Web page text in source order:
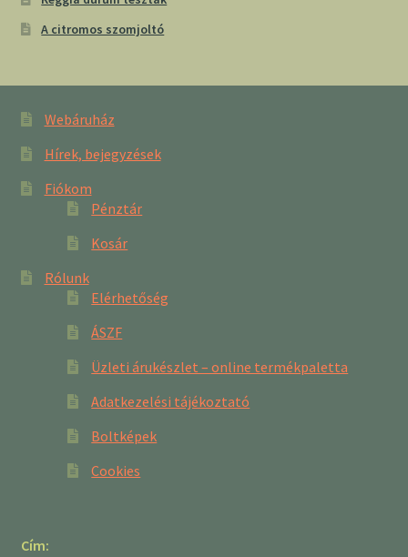
A citromos szomjoltó
Webáruház
Hírek, bejegyzések
Fiókom
Pénztár
Kosár
Rólunk
Elérhetőség
ÁSZF
Üzleti árukészlet – online termékpaletta
Adatkezelési tájékoztató
Boltképek
Cookies
Cím: